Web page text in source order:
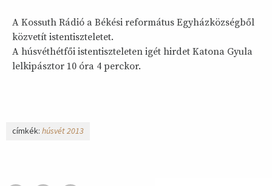
A Kossuth Rádió a Békési református Egyházközségből
közvetít istentiszteletet.
A húsvéthétfői istentiszteleten igét hirdet Katona Gyula
lelkipásztor 10 óra 4 perckor.
címkék: húsvét 2013